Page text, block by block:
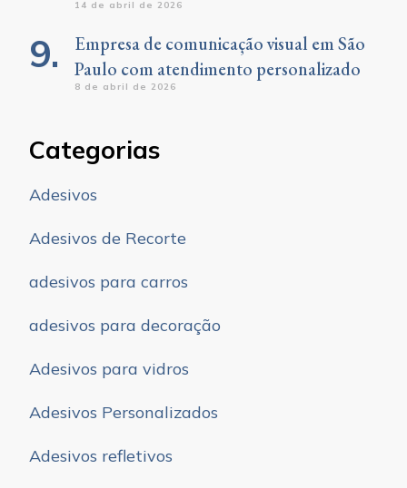
14 de abril de 2026
Empresa de comunicação visual em São
Paulo com atendimento personalizado
8 de abril de 2026
Categorias
Adesivos
Adesivos de Recorte
adesivos para carros
adesivos para decoração
Adesivos para vidros
Adesivos Personalizados
Adesivos refletivos